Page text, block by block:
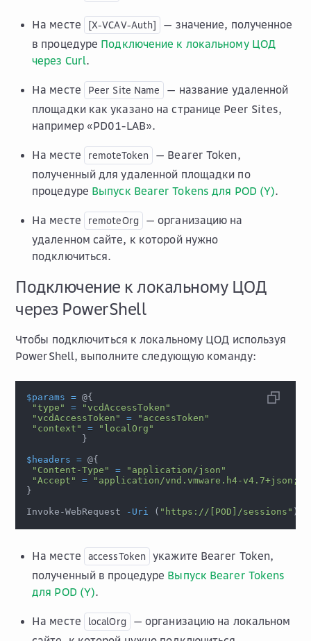
На месте [X-VCAV-Auth]
— значение, полученное
в процедуре Подключение к локальному ЦОД
через Curl.
На месте Peer Site Name
— название удаленной
площадки как указано на странице Peer Sites,
например «PD01-LAB».
На месте remoteToken
— Bearer Token,
полученный для удаленной площадки по
процедуре Выпуск Bearer Tokens для POD (Y).
На месте remoteOrg
— организацию на
удаленном сайте, к которой нужно
подключиться.
Подключение к локальному ЦОД
через PowerShell
Чтобы подключиться к локальному ЦОД используя
PowerShell, выполните следующую команду:
$params = @{
"type"
=
"vcdAccessToken"
"vcdAccessToken"
=
"accessToken"
"context"
=
"localOrg"
}
$headers = @{
"Content-Type"
=
"application/json"
"Accept"
=
"application/vnd.vmware.h4-
}
Invoke-WebRequest
-Uri ( "https://[POD]/sessions" )
На месте accessToken укажите Bearer Token,
полученный в процедуре Выпуск Bearer Tokens
для POD (Y).
На месте localOrg
— организацию на локальном